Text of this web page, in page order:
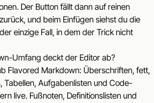
Der Button fällt dann auf reinen
und beim Einfügen siehst du die
einzige Fall, in dem der Trick nicht
Umfang deckt der Editor ab?
Flavored Markdown: Überschriften, fett,
Tabellen, Aufgabenlisten und Code-
live. Fußnoten, Definitionslisten und